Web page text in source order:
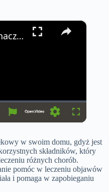
×
t
i
n
g
s
l
s
c
r
e
e
n
Poznaj owoc znacznie obniżający poziom cukru we krwi
w swoim domu, gdyż jest
składników, który
różnych chorób.
pomóc w leczeniu objawów
i pomaga w zapobieganiu